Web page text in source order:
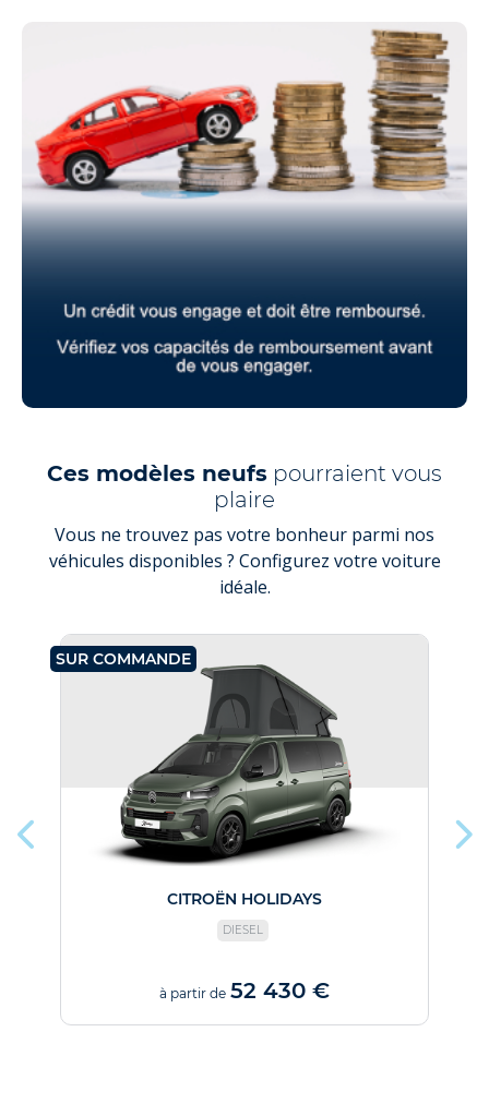
Ces modèles neufs pourraient vous
plaire
Vous ne trouvez pas votre bonheur parmi nos
véhicules disponibles ? Configurez votre voiture
idéale.
SUR COMMANDE
CITROËN HOLIDAYS
DIESEL
à partir de 52 430 €